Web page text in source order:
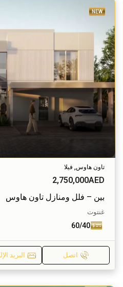
NEW
تاون هاوس, فيلا
2,750,000AED
بين – فلل ومنازل تاون هاوس
غنتوت
60/40
اتصل البريد